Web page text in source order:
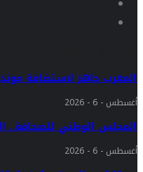
المغرب جاهز لاستضافة مونديال 2030 منفرداً في حال
أغسطس - 6 - 2026
المجلس الوطني للصحافة..
أغسطس - 6 - 2026